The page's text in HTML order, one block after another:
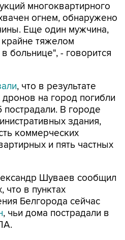
многоквартирного
огнем, обнаружено
Еще один мужчина,
тяжелом
больнице", - говорится
, что в результате
на город погибли
В городе
здания,
коммерческих
и пять частных
Шуваев сообщил
что в пунктах
Белгорода сейчас
, чьи дома пострадали в